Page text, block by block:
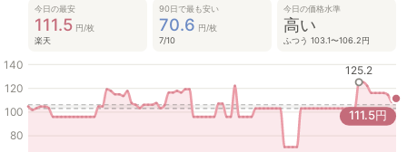
今日の最安
111.5 円/枚
楽天
90日で最も安い
70.6 円/枚
7/10
今日の価格水準
高い
ふつう 103.1〜106.2円
80
100
120
140 125.2
111.5円